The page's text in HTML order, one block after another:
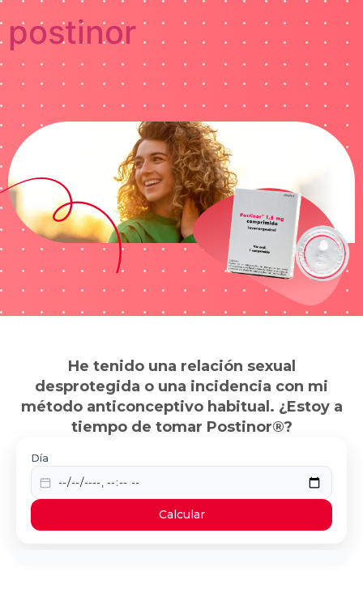
postinor
He tenido una relación sexual
desprotegida o una incidencia con mi
método anticonceptivo habitual. ¿Estoy a
tiempo de tomar Postinor®?
Día
Calcular